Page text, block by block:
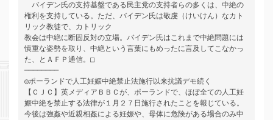
バイデン氏の支持基盤である民主党の支持者らの多くは、中絶の
権利を支持している。ただ、バイデン氏は敬虔（けいけん）なカト
リック教徒で、カトリック
教会は中絶に断固反対の立場。バイデン氏はこれまで中絶問題には
慎重な姿勢を取り、中絶という言葉にもめったに言及してこなかっ
た、とＡＦＰ通信。□
────────
◎ポーランドで人工妊娠中絶禁止法施行以来抗議デモ続く
【ＣＪＣ】英メディアＢＢＣが、ポーランドで、ほぼ全ての人工妊
娠中絶を禁止する法律が１月２７日施行されたことを報じている。
今後は強姦や近親相姦による妊娠や、母体に危険がある場合のみ中